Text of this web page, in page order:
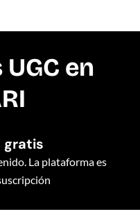
en
gratis
La plataforma es